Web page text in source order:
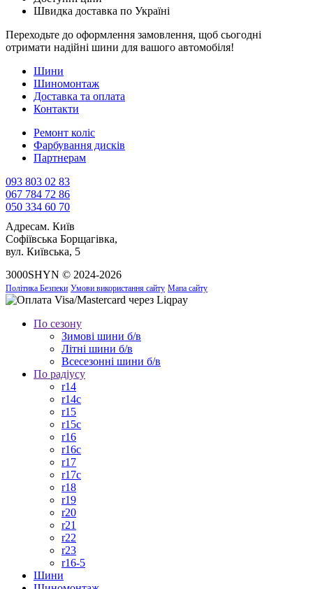
Швидка доставка по Україні
Переходьте до оформлення замовлення, щоб сьогодні
отримати надійні шини для вашого автомобіля!
Шини
Шиномонтаж
Доставка та оплата
Контакти
Ремонт коліс
Фарбування дисків
Партнерам
093 803 02 83
067 784 72 86
050 334 60 70
Адресам. Київ
Софіївська Борщагівка,
вул. Київська, 5
3000SHYN © 2024-2026
Політика Безпеки Умови використання сайту Мапа сайту
По сезону
Зимові шини б/в
Літні шини б/в
Всесезонні шини б/в
По радіусу
r14
r14c
r15
r15c
r16
r16c
r17
r17c
r18
r19
r20
r21
r22
r23
r16-5
Шини